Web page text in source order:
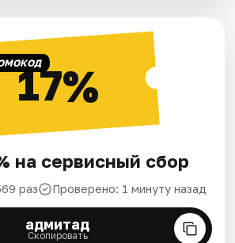
17%
на сервисный сбор
раз Проверено: 1 минуту назад
адмитад
Скопировать